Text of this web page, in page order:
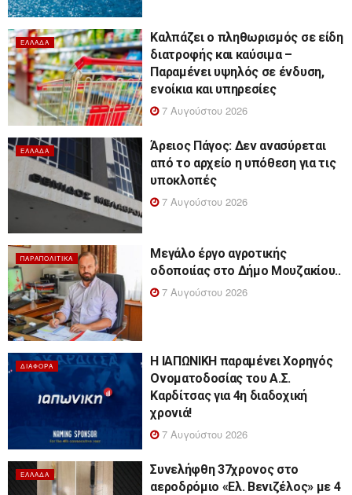
ΕΛΛΆΔΑ
Καλπάζει ο πληθωρισμός σε είδη
διατροφής και καύσιμα –
Παραμένει υψηλός σε ένδυση,
ενοίκια και υπηρεσίες
7 Αυγούστου 2026
ΕΛΛΆΔΑ
Άρειος Πάγος: Δεν ανασύρεται
από το αρχείο η υπόθεση για τις
υποκλοπές
7 Αυγούστου 2026
ΠΑΡΑΠΟΛΙΤΙΚΆ
Μεγάλο έργο αγροτικής
οδοποιίας στο Δήμο Μουζακίου..
7 Αυγούστου 2026
ΔΙΆΦΟΡΑ
Η ΙΑΠΩΝΙΚΗ παραμένει Χορηγός
Ονοματοδοσίας του Α.Σ.
Καρδίτσας για 4η διαδοχική
χρονιά!
7 Αυγούστου 2026
ΕΛΛΆΔΑ
Συνελήφθη 37χρονος στο
αεροδρόμιο «Ελ. Βενιζέλος» με 4